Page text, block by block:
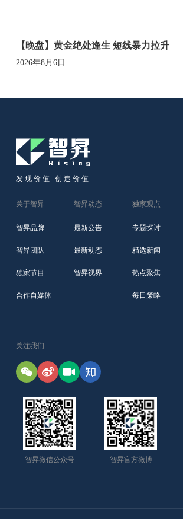
【晚盘】黄金绝处逢生 短线暴力拉升
2026年8月6日
发现价值 创造价值
关于智昇
智昇品牌
智昇团队
独家节目
合作自媒体
智昇动态
最新公告
最新动态
智昇视界
独家观点
专题探讨
精选新闻
热点聚焦
每日策略
关注我们
智昇微信公众号 智昇官方微博